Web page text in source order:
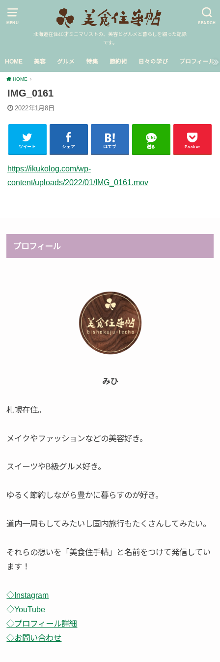
MENU SEARCH
北海道在住40才ミニマリストの、美容とグルメと暮らしを綴った記録
です。
HOME 美容 グルメ 特集 節約術 日々の学び プロフィール
HOME
IMG_0161
2022年1月8日
ツイート シェア はてブ 送る Pocket
https://ikukolog.com/wp-
content/uploads/2022/01/IMG_0161.mov
プロフィール
みひ
札幌在住。
メイクやファッションなどの美容好き。
スイーツやB級グルメ好き。
ゆるく節約しながら豊かに暮らすのが好き。
道内一周もしてみたいし国内旅行もたくさんしてみたい。
それらの想いを「美食住手帖」と名前をつけて発信してい
ます！
◇Instagram
◇YouTube
◇プロフィール詳細
◇お問い合わせ